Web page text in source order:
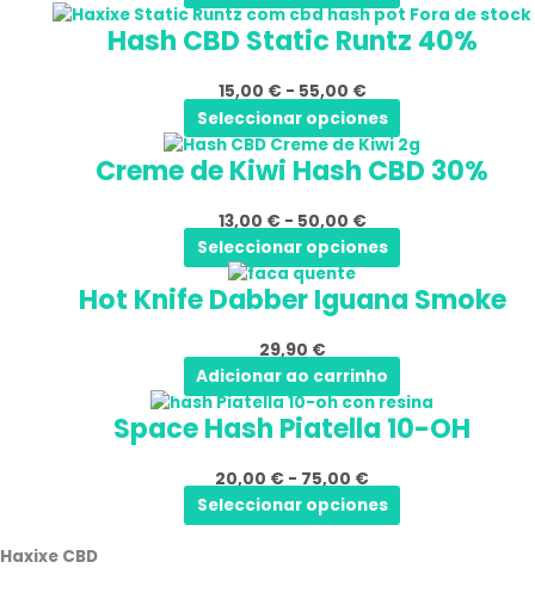
página
do
50,00 €
As
opções
ser
selecionadas
na
página
produto
Fora de stock
Hash CBD Static Runtz 40%
15,00 € - 55,00 €
Gama
de
15,00 €
a
55,00 €
Seleccionar opciones
Este
produto
várias
variantes.
As
opções
ser
selecionadas
na
página
produto
Creme de Kiwi Hash CBD 30%
13,00 € - 50,00 €
Gama
de
13,00 €
a
50,00 €
Seleccionar opciones
Este
produto
várias
variantes.
As
opções
ser
selecionadas
na
página
produto
Hot Knife Dabber Iguana Smoke
29,90 €
Adicionar ao carrinho
Space Hash Piatella 10-OH
20,00 € - 75,00 €
Gama
de
20,00 €
a
75,00 €
Seleccionar opciones
Este
produto
várias
variantes.
As
Haxixe CBD